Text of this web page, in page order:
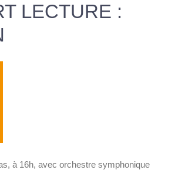
LECTURE :
à 16h, avec orchestre symphonique